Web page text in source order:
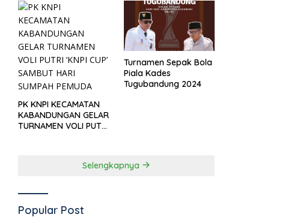
PK KNPI KECAMATAN
KABANDUNGAN GELAR
TURNAMEN VOLI PUTRI
Turnamen Sepak Bola
Piala Kades
Tugubandung 2024
Selengkapnya
Popular Post